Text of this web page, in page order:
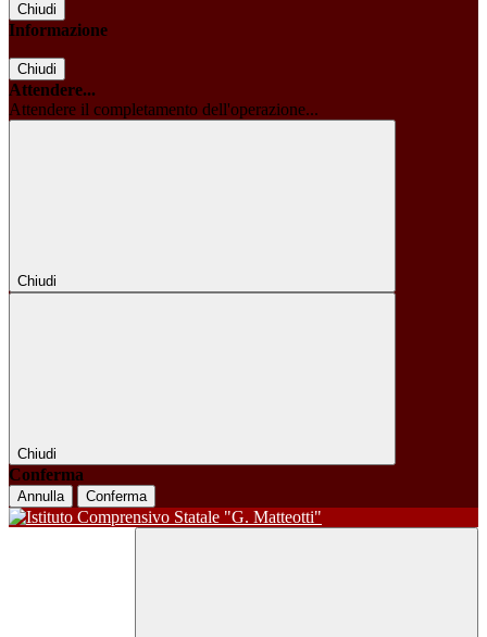
Chiudi
Informazione
Chiudi
Attendere...
Attendere il completamento dell'operazione...
Chiudi
Chiudi
Conferma
Annulla Conferma